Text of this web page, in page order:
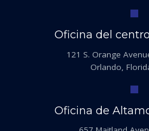
Oficina del
121 S. Orange
Orlando,
Oficina de